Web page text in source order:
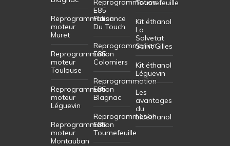
Reprogrammation
moteur
Muret
Reprogrammation
moteur
Toulouse
Reprogrammation
moteur
Léguevin
Reprogrammation
moteur
Montauban
Reprogrammation
E85
Plaisance
Du Touch
Reprogrammation
E85
Colomiers
Reprogrammation
E85
Blagnac
Reprogrammation
E85
Tournefeuille
Tournefeuille
Kit éthanol
La
Salvetat
Saint Gilles
Kit éthanol
Léguevin
Les
avantages
du
bioéthanol